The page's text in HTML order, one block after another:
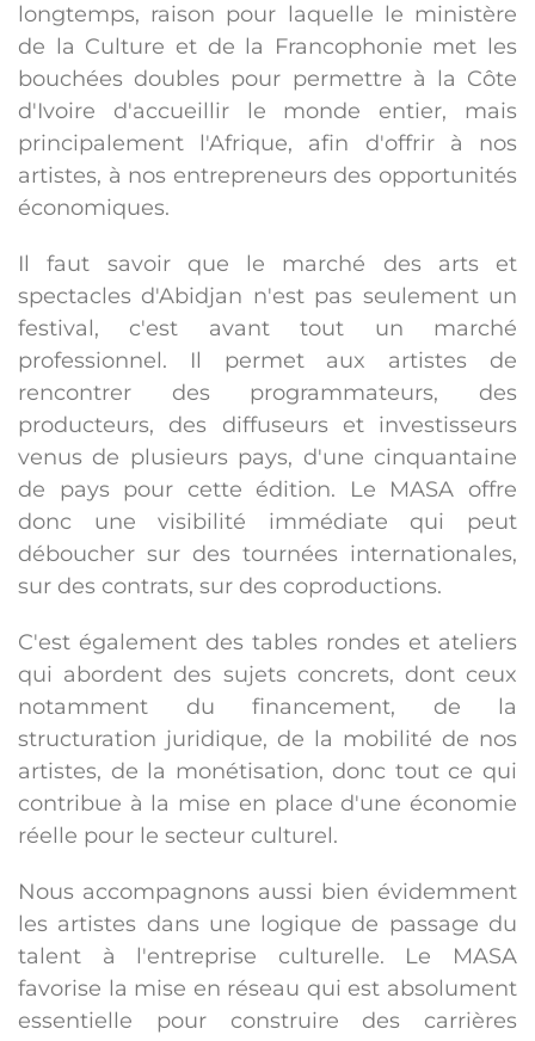
longtemps, raison pour laquelle le ministère
de la Culture et de la Francophonie met les
bouchées doubles pour permettre à la Côte
d'Ivoire d'accueillir le monde entier, mais
principalement l'Afrique, afin d'offrir à nos
artistes, à nos entrepreneurs des opportunités
économiques.
Il faut savoir que le marché des arts et
spectacles d'Abidjan n'est pas seulement un
festival, c'est avant tout un marché
professionnel. Il permet aux artistes de
rencontrer des programmateurs, des
producteurs, des diffuseurs et investisseurs
venus de plusieurs pays, d'une cinquantaine
de pays pour cette édition. Le MASA offre
donc une visibilité immédiate qui peut
déboucher sur des tournées internationales,
sur des contrats, sur des coproductions.
C'est également des tables rondes et ateliers
qui abordent des sujets concrets, dont ceux
notamment du financement, de la
structuration juridique, de la mobilité de nos
artistes, de la monétisation, donc tout ce qui
contribue à la mise en place d'une économie
réelle pour le secteur culturel.
Nous accompagnons aussi bien évidemment
les artistes dans une logique de passage du
talent à l'entreprise culturelle. Le MASA
favorise la mise en réseau qui est absolument
essentielle pour construire des carrières